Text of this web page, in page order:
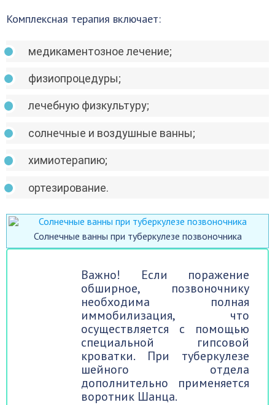
Комплексная терапия включает:
медикаментозное лечение;
физиопроцедуры;
лечебную физкультуру;
солнечные и воздушные ванны;
химиотерапию;
ортезирование.
Солнечные ванны при туберкулезе позвоночника
Важно! Если поражение
обширное, позвоночнику
необходима полная
иммобилизация, что
осуществляется с помощью
специальной гипсовой
кроватки. При туберкулезе
шейного отдела
дополнительно применяется
воротник Шанца.